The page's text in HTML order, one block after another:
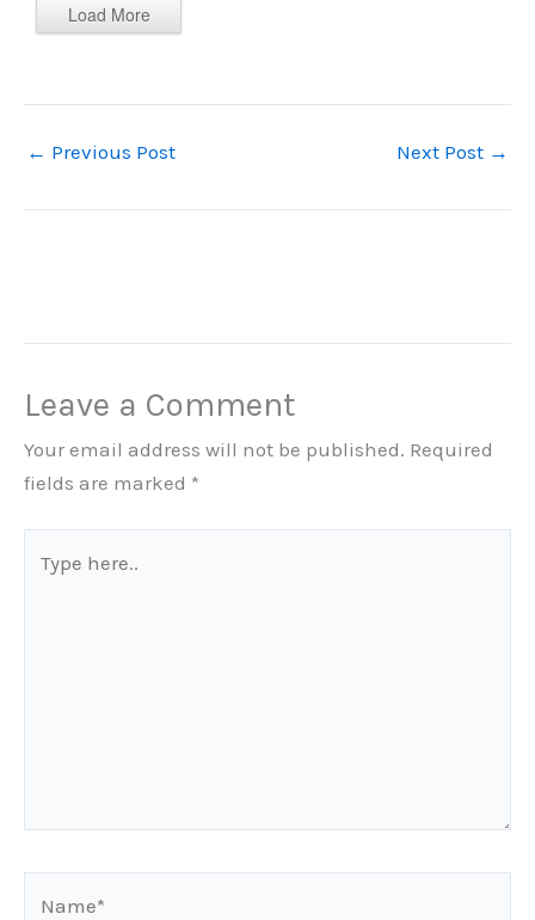
Load More
← Previous Post Next Post →
Leave a Comment
Your email address will not be published. Required
fields are marked *
here..